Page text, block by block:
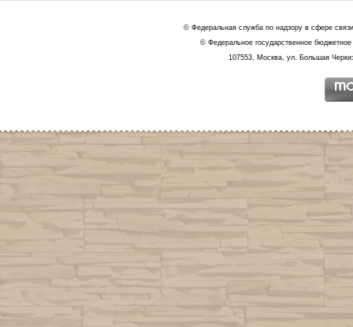
© Федеральная служба по надзору в сфере
© Федеральное государственное
107553, Москва, ул. Большая